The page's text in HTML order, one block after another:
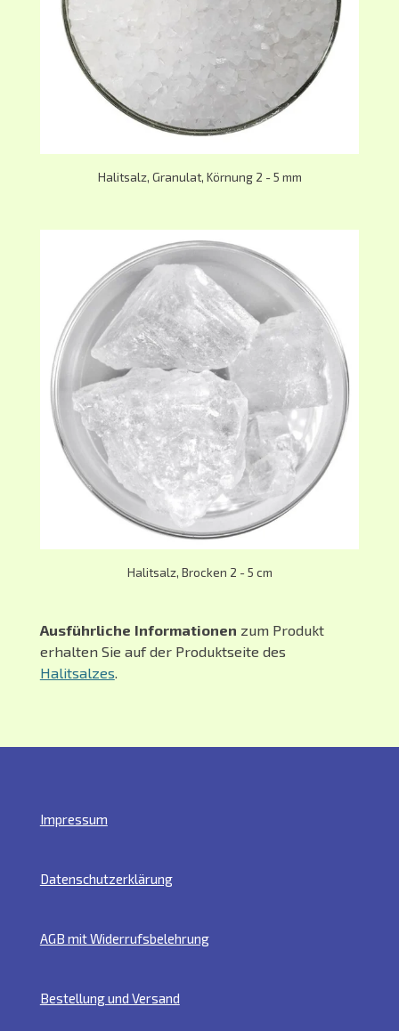
Halitsalz, Granulat, Körnung 2 - 5 mm
Halitsalz, Brocken 2 - 5 cm
Ausführliche Informationen zum Produkt
erhalten Sie auf der Produktseite des
Halitsalzes
Impressum
Datenschutzerklärung
AGB mit Widerrufsbelehrung
Bestellung und Versand